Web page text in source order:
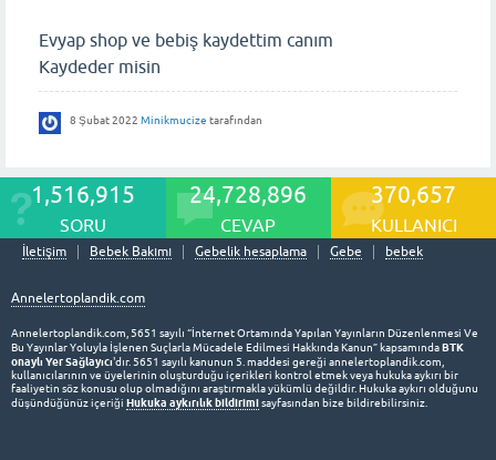
Evyap shop ve bebiş kaydettim canım
Kaydeder misin
8 Şubat 2022 Minikmucize tarafından
1,516,915
SORU
24,728,896
CEVAP
370,657
KULLANICI
İletişim Bebek Bakımı Gebelik hesaplama Gebe bebek
Annelertoplandik.com
Annelertoplandik.com, 5651 sayılı “İnternet Ortamında Yapılan Yayınların Düzenlenmesi Ve
Bu Yayınlar Yoluyla İşlenen Suçlarla Mücadele Edilmesi Hakkında Kanun” kapsamındaBTK
onaylı Yer Sağlayıcı'dır. 5651 sayılı kanunun 5. maddesi gereği annelertoplandik.com,
kullanıcılarının ve üyelerinin oluşturduğu içerikleri kontrol etmek veya hukuka aykırı bir
faaliyetin söz konusu olup olmadığını araştırmakla yükümlü değildir. Hukuka aykırı olduğunu
düşündüğünüz içeriği Hukuka aykırılık bildirimisayfasından bize bildirebilirsiniz.